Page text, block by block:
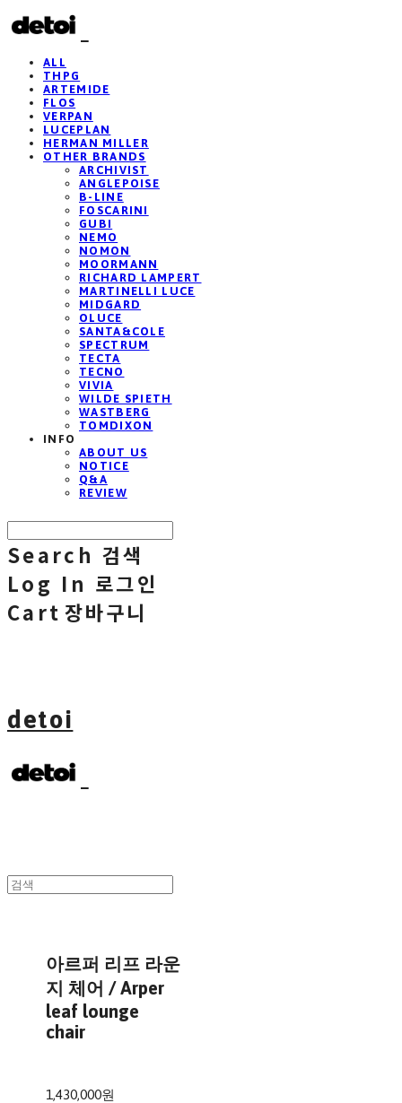
ALL
THPG
ARTEMIDE
FLOS
VERPAN
LUCEPLAN
HERMAN MILLER
OTHER BRANDS
ARCHIVIST
ANGLEPOISE
B-LINE
FOSCARINI
GUBI
NEMO
NOMON
MOORMANN
RICHARD LAMPERT
MARTINELLI LUCE
MIDGARD
OLUCE
SANTA&COLE
SPECTRUM
TECTA
TECNO
VIVIA
WILDE SPIETH
WASTBERG
TOMDIXON
INFO
ABOUT US
NOTICE
Q&A
REVIEW
Search 검색
Log In 로그인
Cart 장바구니
detoi
아르퍼 리프 라운
지 체어 / Arper
leaf lounge
chair
1,430,000원